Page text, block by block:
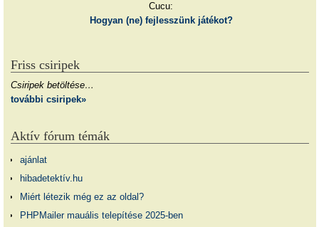
Cucu:
Hogyan (ne) fejlesszünk játékot?
Friss csiripek
Csiripek betöltése…
további csiripek»
Aktív fórum témák
ajánlat
hibadetektív.hu
Miért létezik még ez az oldal?
PHPMailer mauális telepítése 2025-ben